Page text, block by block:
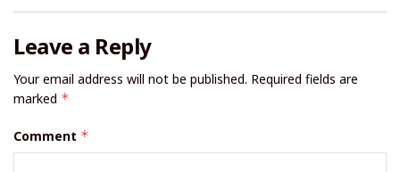
Leave a Reply
Your email address will not be published. Required fields are
marked *
Comment *